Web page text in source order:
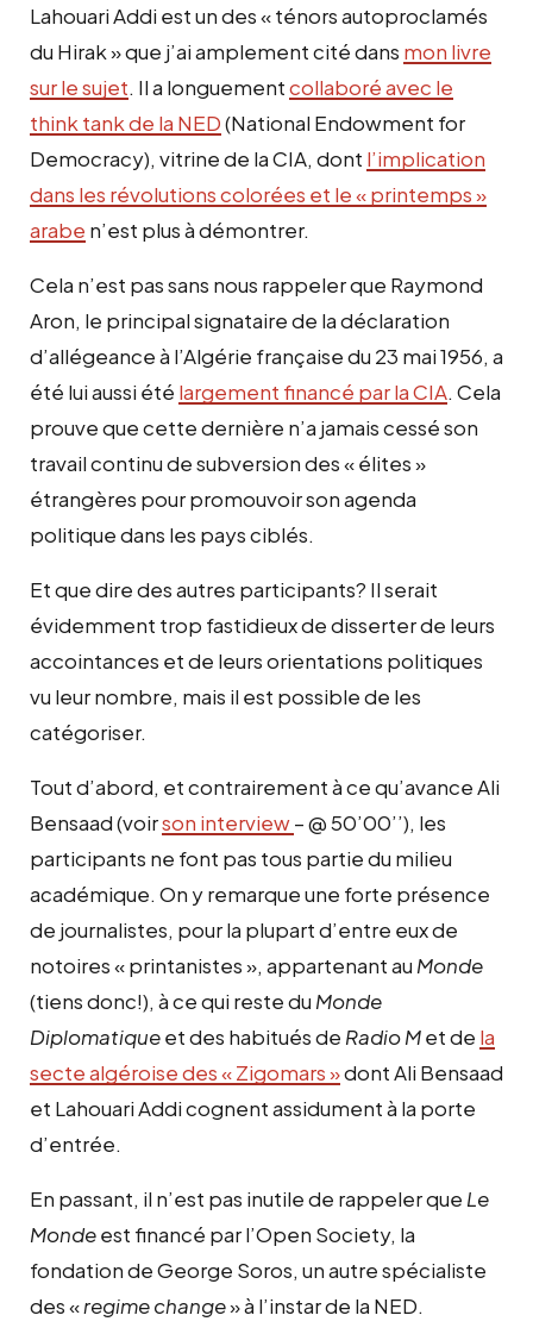
Lahouari Addi est un des « ténors autoproclamés
du Hirak » que j’ai amplement cité dans mon livre
sur le sujet. Il a longuementcollaboré avec le
think tank de la NED(National Endowment for
Democracy), vitrine de la CIA, dont l’implication
dans les révolutions colorées et le « printemps »
arabe n’est plus à démontrer.
Cela n’est pas sans nous rappeler que Raymond
Aron, le principal signataire de la déclaration
d’allégeance à l’Algérie française du 23 mai 1956, a
été lui aussi été largement financé par la CIA. Cela
prouve que cette dernière n’a jamais cessé son
travail continu de subversion des « élites »
étrangères pour promouvoir son agenda
politique dans les pays ciblés.
Et que dire des autres participants? Il serait
évidemment trop fastidieux de disserter de leurs
accointances et de leurs orientations politiques
vu leur nombre, mais il est possible de les
catégoriser.
Tout d’abord, et contrairement à ce qu’avance Ali
Bensaad (voirson interview– @ 50’00’’), les
participants ne font pas tous partie du milieu
académique. On y remarque une forte présence
de journalistes, pour la plupart d’entre eux de
notoires « printanistes », appartenant au Monde
(tiens donc!), à ce qui reste du Monde
Diplomatiqueet des habitués de Radio Met de la
secte algéroise des « Zigomars »dont Ali Bensaad
et Lahouari Addi cognent assidument à la porte
d’entrée.
En passant, il n’est pas inutile de rappeler que Le
Mondeest financé par l’Open Society, la
fondation de George Soros, un autre spécialiste
des «regime change» à l’instar de la NED.